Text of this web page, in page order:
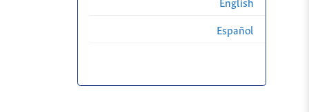
English
Español